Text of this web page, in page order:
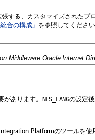
する、カスタマイズされた
合の構成」 を参照してください
Middleware Oracle Internet
あります。 NLS_LANGの設定
Platformのツールを使